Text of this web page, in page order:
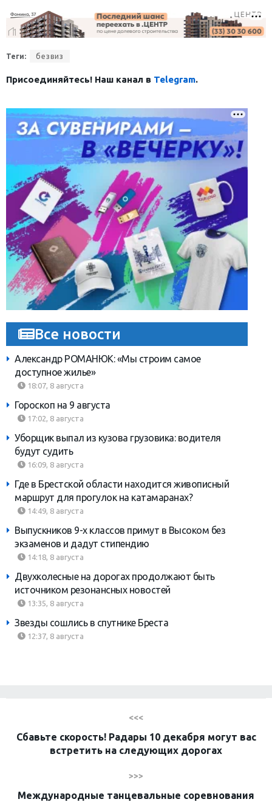
Теги: безвиз
Присоединяйтесь! Наш канал в Telegram.
Все новости
Александр РОМАНЮК: «Мы строим самое
доступное жилье»
18:07, 8 августа
Гороскоп на 9 августа
17:02, 8 августа
Уборщик выпал из кузова грузовика: водителя
будут судить
16:09, 8 августа
Где в Брестской области находится живописный
маршрут для прогулок на катамаранах?
14:49, 8 августа
Выпускников 9-х классов примут в Высоком без
экзаменов и дадут стипендию
14:18, 8 августа
Двухколесные на дорогах продолжают быть
источником резонансных новостей
13:35, 8 августа
Звезды сошлись в спутнике Бреста
12:37, 8 августа
<<<
Сбавьте скорость! Радары 10 декабря могут вас
встретить на следующих дорогах
>>>
Международные танцевальные соревнования